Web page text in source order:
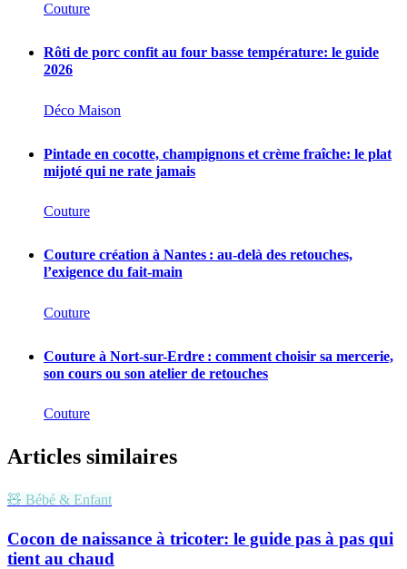
Couture
Rôti de porc confit au four basse température: le guide
2026
Déco Maison
Pintade en cocotte, champignons et crème fraîche: le plat
mijoté qui ne rate jamais
Couture
Couture création à Nantes : au-delà des retouches,
l’exigence du fait-main
Couture
Couture à Nort-sur-Erdre : comment choisir sa mercerie,
son cours ou son atelier de retouches
Couture
Articles similaires
🧸 Bébé & Enfant
Cocon de naissance à tricoter: le guide pas à pas qui
tient au chaud